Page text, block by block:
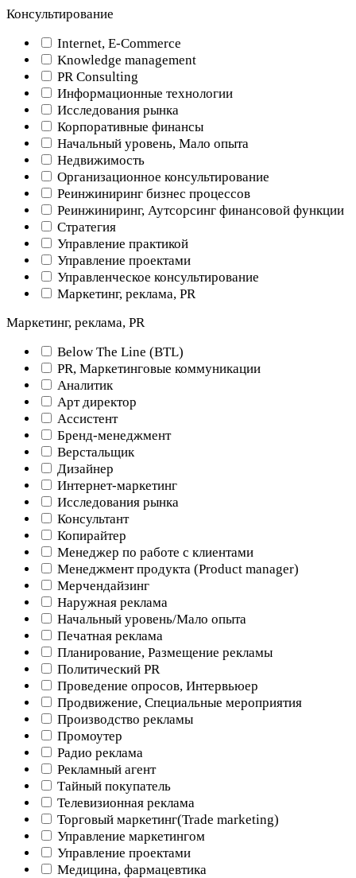
Консультирование
Internet, E-Commerce
Knowledge management
PR Consulting
Информационные технологии
Исследования рынка
Корпоративные финансы
Начальный уровень, Мало опыта
Недвижимость
Организационное консультирование
Реинжиниринг бизнес процессов
Реинжиниринг, Аутсорсинг финансовой функции
Стратегия
Управление практикой
Управление проектами
Управленческое консультирование
Маркетинг, реклама, PR
Маркетинг, реклама, PR
Below The Line (BTL)
PR, Маркетинговые коммуникации
Аналитик
Арт директор
Ассистент
Бренд-менеджмент
Верстальщик
Дизайнер
Интернет-маркетинг
Исследования рынка
Консультант
Копирайтер
Менеджер по работе с клиентами
Менеджмент продукта (Product manager)
Мерчендайзинг
Наружная реклама
Начальный уровень/Мало опыта
Печатная реклама
Планирование, Размещение рекламы
Политический PR
Проведение опросов, Интервьюер
Продвижение, Специальные мероприятия
Производство рекламы
Промоутер
Радио реклама
Рекламный агент
Тайный покупатель
Телевизионная реклама
Торговый маркетинг(Trade marketing)
Управление маркетингом
Управление проектами
Медицина, фармацевтика